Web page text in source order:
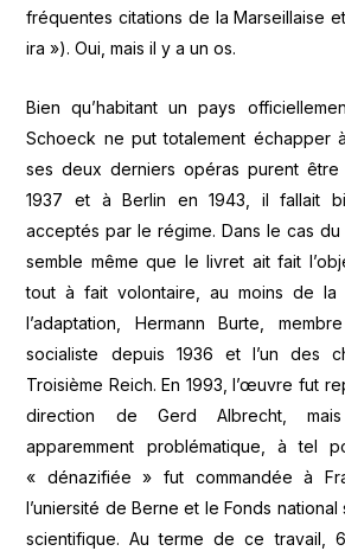
fréquentes citations de la Marseillaise
ira »). Oui, mais il y a un os.
Bien qu’habitant un pays
Schoeck ne put totalement échapper
ses deux derniers opéras purent
1937 et à Berlin en 1943, il fallait
acceptés par le régime. Dans le cas du
semble même que le livret ait fait
tout à fait volontaire, au moins de la
l’adaptation, Hermann Burte,
socialiste depuis 1936 et l’un des
Troisième Reich. En 1993, l’œuvre fut
direction de Gerd Albrecht,
apparemment problématique, à tel
« dénazifiée » fut commandée à
l’uniersité de Berne et le Fonds
scientifique. Au terme de ce travail,